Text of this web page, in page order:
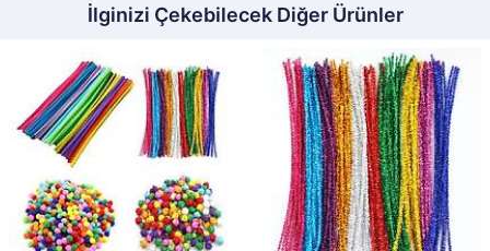
İlginizi Çekebilecek Diğer Ürünler